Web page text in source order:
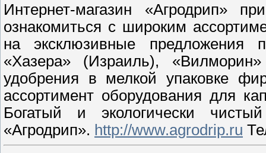
Интернет-магазин «Агродрип»
ознакомиться с широким
на эксклюзивные
«Хазера» (Израиль),
удобрения в мелкой упаковке
ассортимент оборудования для
Богатый и экологически
«Агродрип». http://www.agrodrip.ru